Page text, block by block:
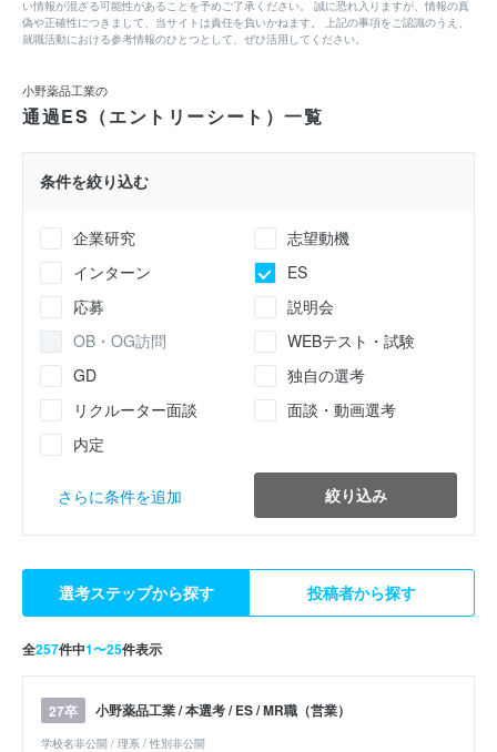
い情報が混ざる可能性があることを予めご了承ください。 誠に恐れ入りますが、情報の真
偽や正確性につきまして、当サイトは責任を負いかねます。 上記の事項をご認識のうえ、
就職活動における参考情報のひとつとして、ぜひ活用してください。
小野薬品工業の
通過ES（エントリーシート）一覧
条件を絞り込む
企業研究
志望動機
インターン
ES
応募
説明会
OB・OG訪問
WEBテスト・試験
GD
独自の選考
リクルーター面談
面談・動画選考
内定
さらに条件を追加 絞り込み
選考ステップから探す 投稿者から探す
全257件中1〜25件表示
27卒 小野薬品工業 / 本選考 / ES / MR職（営業）
学校名非公開 / 理系 / 性別非公開